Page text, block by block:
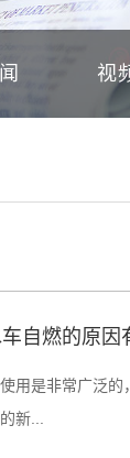
视
自燃的原因
用是非常广泛
新...